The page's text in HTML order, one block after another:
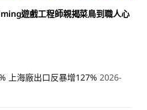
遊戲工程師親揭菜鳥到職人心
上海廠出口反暴增127% 2026-